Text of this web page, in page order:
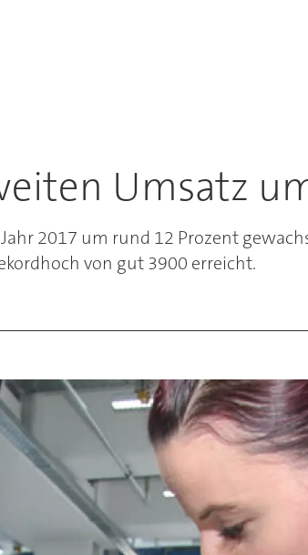
Umsatz
2017 um rund 12 Prozent
von gut 3900 erreicht.